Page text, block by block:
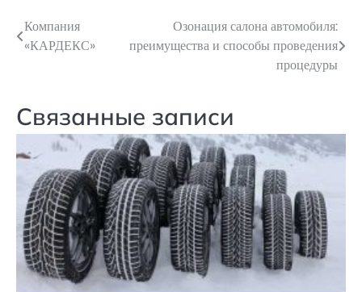
Навигация
Компания
«КАРДЕКС»
Озонация салона автомобиля:
преимущества и способы проведения
процедуры
Связанные записи